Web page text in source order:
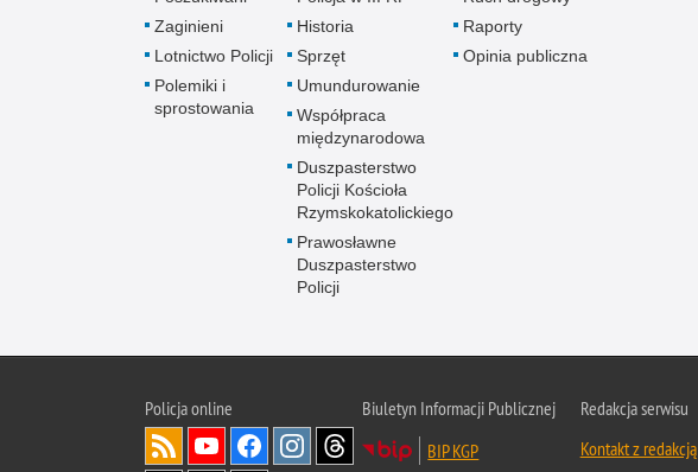
Zaginieni
Lotnictwo Policji
Polemiki i
sprostowania
Historia
Sprzęt
Umundurowanie
Współpraca
międzynarodowa
Duszpasterstwo
Policji Kościoła
Rzymskokatolickiego
Prawosławne
Duszpasterstwo
Policji
Raporty
Opinia publiczna
Policjaonline
Biuletyn Informacji Publicznej
BIP KGP
Redakcja serwisu
Kontakt z redakcją